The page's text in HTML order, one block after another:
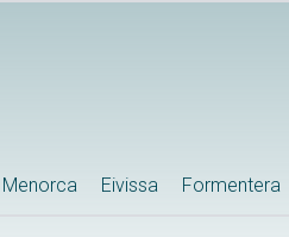
Menorca Eivissa Formentera